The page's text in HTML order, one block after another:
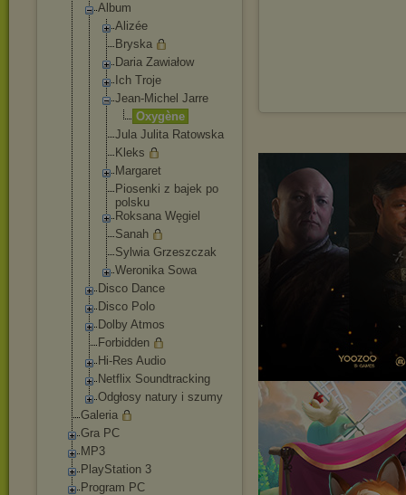
Album
Alizée
Bryska
Daria Zawiałow
Ich Troje
Jean-Michel Jarre
Oxygène
Jula Julita Ratowska
Kleks
Margaret
Piosenki z bajek po
polsku
Roksana Węgiel
Sanah
Sylwia Grzeszczak
Weronika Sowa
Disco Dance
Disco Polo
Dolby Atmos
Forbidden
Hi-Res Audio
Netflix Soundtracking
Odgłosy natury i szumy
Galeria
Gra PC
MP3
PlayStation 3
Program PC